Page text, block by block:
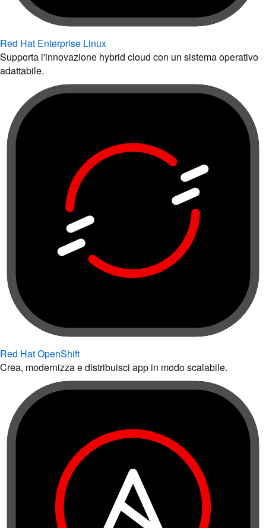
Red Hat Enterprise Linux
Supporta l'innovazione hybrid cloud con un sistema operativo
adattabile.
Red Hat OpenShift
Crea, modernizza e distribuisci app in modo scalabile.